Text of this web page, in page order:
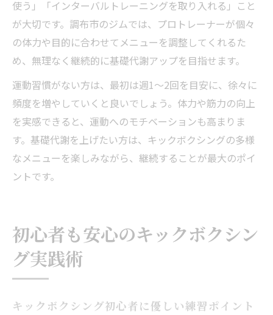
使う」「インターバルトレーニングを取り入れる」こと
が大切です。調布市のジムでは、プロトレーナーが個々
の体力や目的に合わせてメニューを調整してくれるた
め、無理なく継続的に基礎代謝アップを目指せます。
運動習慣がない方は、最初は週1～2回を目安に、徐々に
頻度を増やしていくと良いでしょう。体力や筋力の向上
を実感できると、運動へのモチベーションも高まりま
す。基礎代謝を上げたい方は、キックボクシングの多様
なメニューを楽しみながら、継続することが最大のポイ
ントです。
初心者も安心のキックボクシン
グ実践術
キックボクシング初心者に優しい練習ポイント